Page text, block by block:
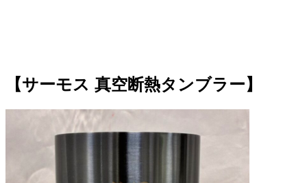
【サーモス 真空断熱タンブラー】